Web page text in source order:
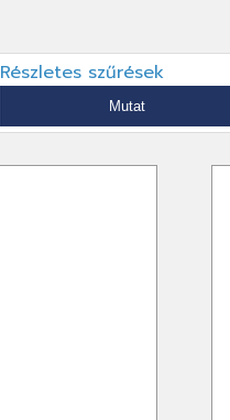
Részletes szűrések